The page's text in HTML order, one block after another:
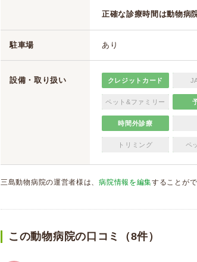
正確な診療時間は動物病
駐車場 あり
設備・取り扱い クレジットカード
ペット&ファミリー
時間外診療
トリミング ペ
三島動物病院の運営者様は、病院情報を編集することが
この動物病院の口コミ（8件）